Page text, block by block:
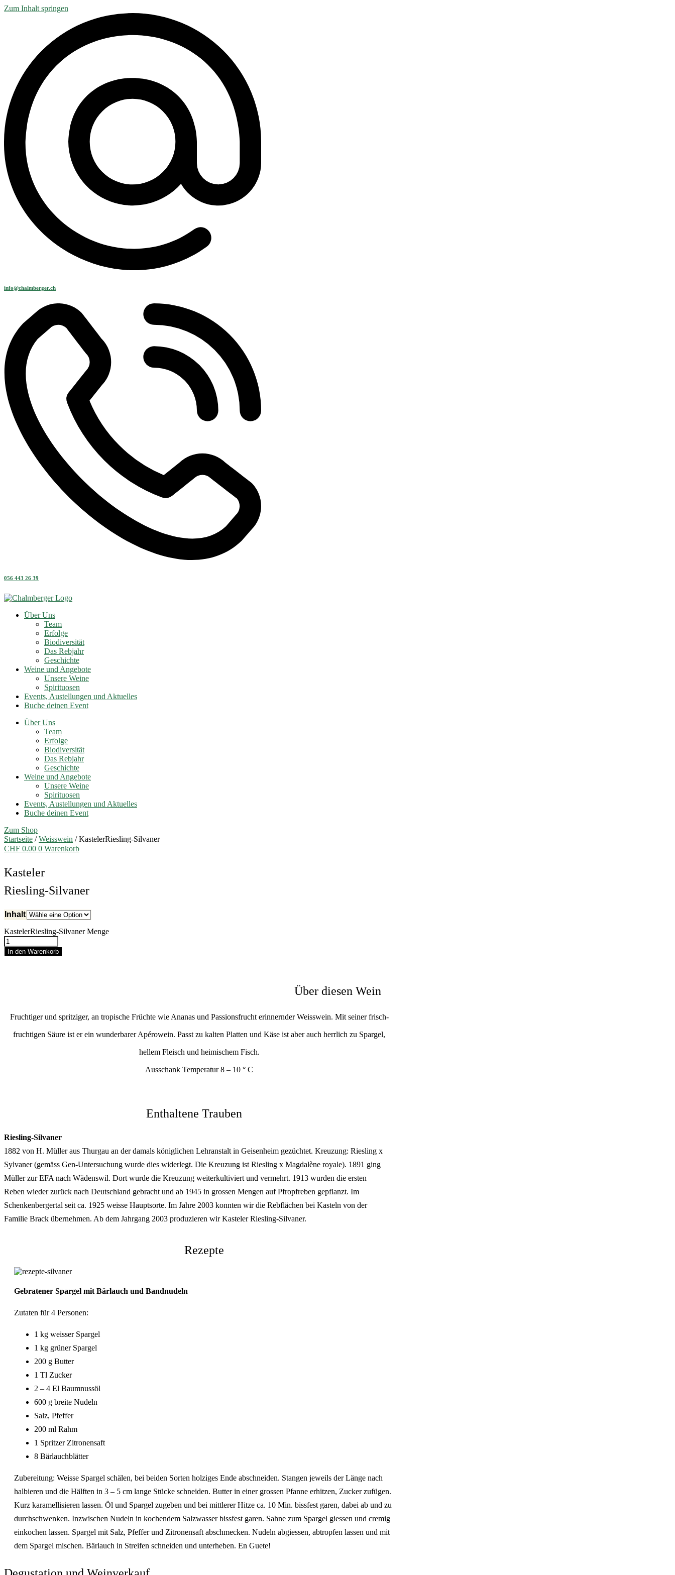
Zum Inhalt springen
info@chalmberger.ch
056 443 26 39
Über Uns
Team
Erfolge
Biodiversität
Das Rebjahr
Geschichte
Weine und Angebote
Unsere Weine
Spirituosen
Events, Austellungen und Aktuelles
Buche deinen Event
Über Uns
Team
Erfolge
Biodiversität
Das Rebjahr
Geschichte
Weine und Angebote
Unsere Weine
Spirituosen
Events, Austellungen und Aktuelles
Buche deinen Event
Zum Shop
Startseite /Weisswein / KastelerRiesling-Silvaner
CHF 0.00 0 Warenkorb
Kasteler
Riesling-Silvaner
Inhalt
KastelerRiesling-Silvaner Menge
In den Warenkorb
Über diesen Wein
Fruchtiger und spritziger, an tropische Früchte wie Ananas und Passionsfrucht erinnernder Weisswein. Mit seiner frisch-
fruchtigen Säure ist er ein wunderbarer Apérowein. Passt zu kalten Platten und Käse ist aber auch herrlich zu Spargel,
hellem Fleisch und heimischem Fisch.
Ausschank Temperatur 8 – 10 ° C
Enthaltene Trauben
Riesling-Silvaner
1882 von H. Müller aus Thurgau an der damals königlichen Lehranstalt in Geisenheim gezüchtet. Kreuzung: Riesling x
Sylvaner (gemäss Gen-Untersuchung wurde dies widerlegt. Die Kreuzung ist Riesling x Magdalène royale). 1891 ging
Müller zur EFA nach Wädenswil. Dort wurde die Kreuzung weiterkultiviert und vermehrt. 1913 wurden die ersten
Reben wieder zurück nach Deutschland gebracht und ab 1945 in grossen Mengen auf Pfropfreben gepflanzt. Im
Schenkenbergertal seit ca. 1925 weisse Hauptsorte. Im Jahre 2003 konnten wir die Rebflächen bei Kasteln von der
Familie Brack übernehmen. Ab dem Jahrgang 2003 produzieren wir Kasteler Riesling-Silvaner.
Rezepte
Gebratener Spargel mit Bärlauch und Bandnudeln
Zutaten für 4 Personen:
1 kg weisser Spargel
1 kg grüner Spargel
200 g Butter
1 Tl Zucker
2 – 4 El Baumnussöl
600 g breite Nudeln
Salz, Pfeffer
200 ml Rahm
1 Spritzer Zitronensaft
8 Bärlauchblätter
Zubereitung: Weisse Spargel schälen, bei beiden Sorten holziges Ende abschneiden. Stangen jeweils der Länge nach
halbieren und die Hälften in 3 – 5 cm lange Stücke schneiden. Butter in einer grossen Pfanne erhitzen, Zucker zufügen.
Kurz karamellisieren lassen. Öl und Spargel zugeben und bei mittlerer Hitze ca. 10 Min. bissfest garen, dabei ab und zu
durchschwenken. Inzwischen Nudeln in kochendem Salzwasser bissfest garen. Sahne zum Spargel giessen und cremig
einkochen lassen. Spargel mit Salz, Pfeffer und Zitronensaft abschmecken. Nudeln abgiessen, abtropfen lassen und mit
dem Spargel mischen. Bärlauch in Streifen schneiden und unterheben. En Guete!